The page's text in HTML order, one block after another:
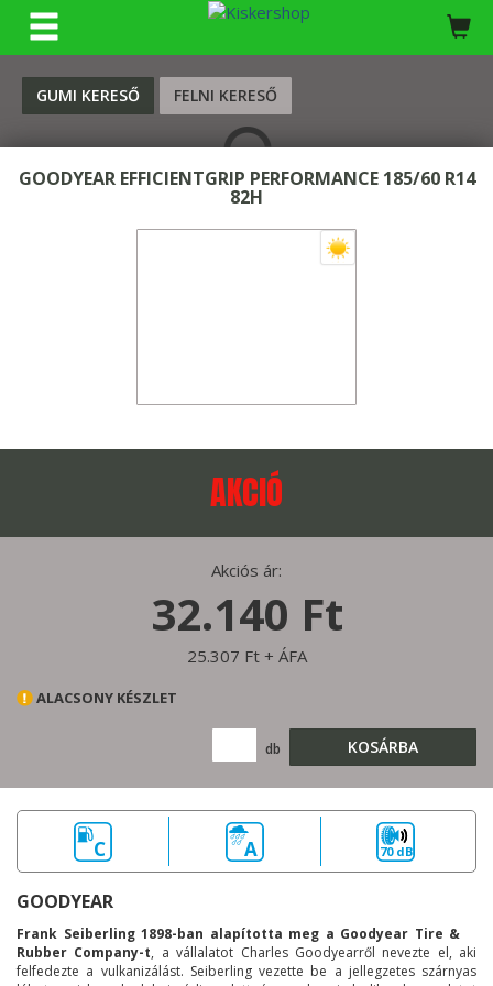
GUMI KERESŐ FELNI KERESŐ
GOODYEAR EFFICIENTGRIP PERFORMANCE 185/60 R14
82H
AKCIÓ
Akciós ár:
32.140 Ft
25.307 Ft + ÁFA
ALACSONY KÉSZLET
db KOSÁRBA
C A 70 dB
GOODYEAR
Frank Seiberling 1898-ban alapította meg a Goodyear Tire &
Rubber Company-t, a vállalatot Charles Goodyearről nevezte el, aki
felfedezte a vulkanizálást. Seiberling vezette be a jellegzetes szárnyas